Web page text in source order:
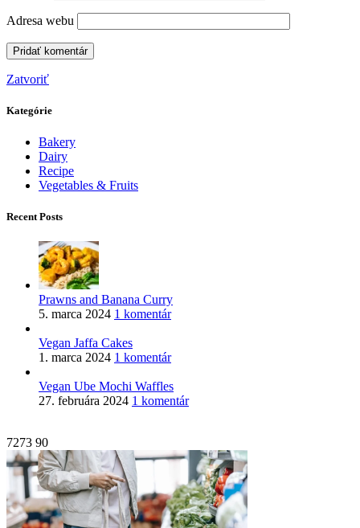
Adresa webu
Zatvoriť
Kategórie
Bakery
Dairy
Recipe
Vegetables & Fruits
Recent Posts
Prawns and Banana Curry
5. marca 2024 1 komentár
Vegan Jaffa Cakes
1. marca 2024 1 komentár
Vegan Ube Mochi Waffles
27. februára 2024 1 komentár
7273 90